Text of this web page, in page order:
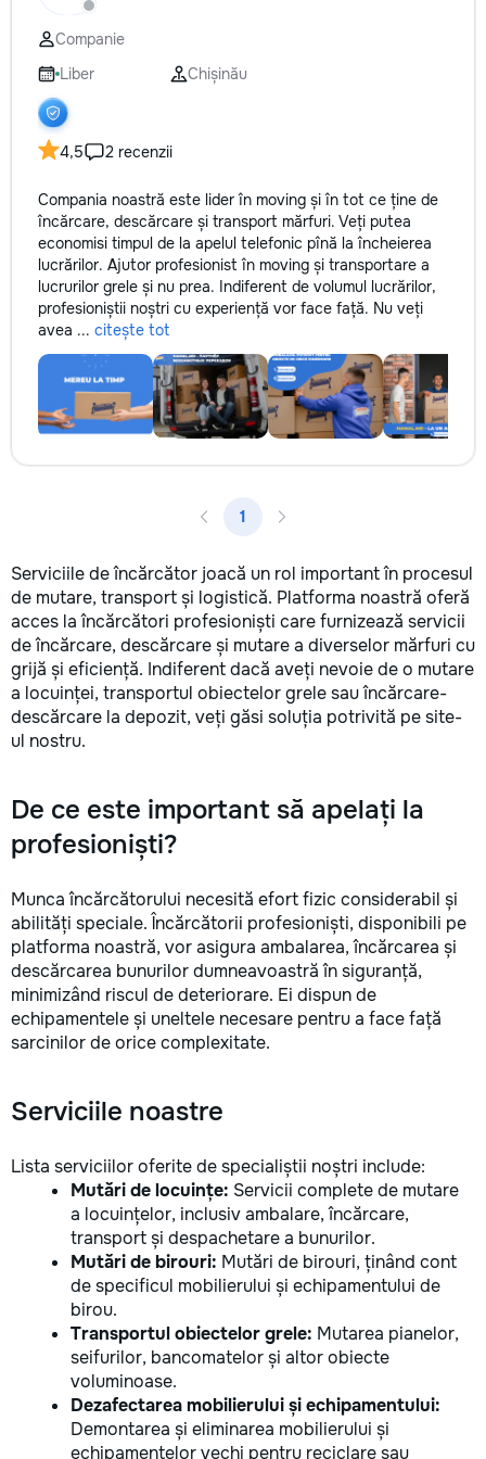
не включается? Не спешите
покупать новую! Спасем ваш
бюджет.
Companie
Liber
Chișinău
4,5 2 recenzii
Compania noastră este lider în moving și în tot ce ține de
încărcare, descărcare și transport mărfuri. Veți putea
economisi timpul de la apelul telefonic pînă la încheierea
lucrărilor. Ajutor profesionist în moving și transportare a
lucrurilor grele și nu prea. Indiferent de volumul lucrărilor,
profesioniștii noștri cu experiență vor face față. Nu veți
avea ... citește tot
1
Serviciile de încărcător joacă un rol important în procesul
de mutare, transport și logistică. Platforma noastră oferă
acces la încărcători profesioniști care furnizează servicii
de încărcare, descărcare și mutare a diverselor mărfuri cu
grijă și eficiență. Indiferent dacă aveți nevoie de o mutare
a locuinței, transportul obiectelor grele sau încărcare-
descărcare la depozit, veți găsi soluția potrivită pe site-
ul nostru.
De ce este important să apelați la
profesioniști?
Munca încărcătorului necesită efort fizic considerabil și
abilități speciale. Încărcătorii profesioniști, disponibili pe
platforma noastră, vor asigura ambalarea, încărcarea și
descărcarea bunurilor dumneavoastră în siguranță,
minimizând riscul de deteriorare. Ei dispun de
echipamentele și uneltele necesare pentru a face față
sarcinilor de orice complexitate.
Serviciile noastre
Lista serviciilor oferite de specialiștii noștri include:
Mutări de locuințe: Servicii complete de mutare
a locuințelor, inclusiv ambalare, încărcare,
transport și despachetare a bunurilor.
Mutări de birouri: Mutări de birouri, ținând cont
de specificul mobilierului și echipamentului de
birou.
Transportul obiectelor grele: Mutarea pianelor,
seifurilor, bancomatelor și altor obiecte
voluminoase.
Dezafectarea mobilierului și echipamentului:
Demontarea și eliminarea mobilierului și
echipamentelor vechi pentru reciclare sau